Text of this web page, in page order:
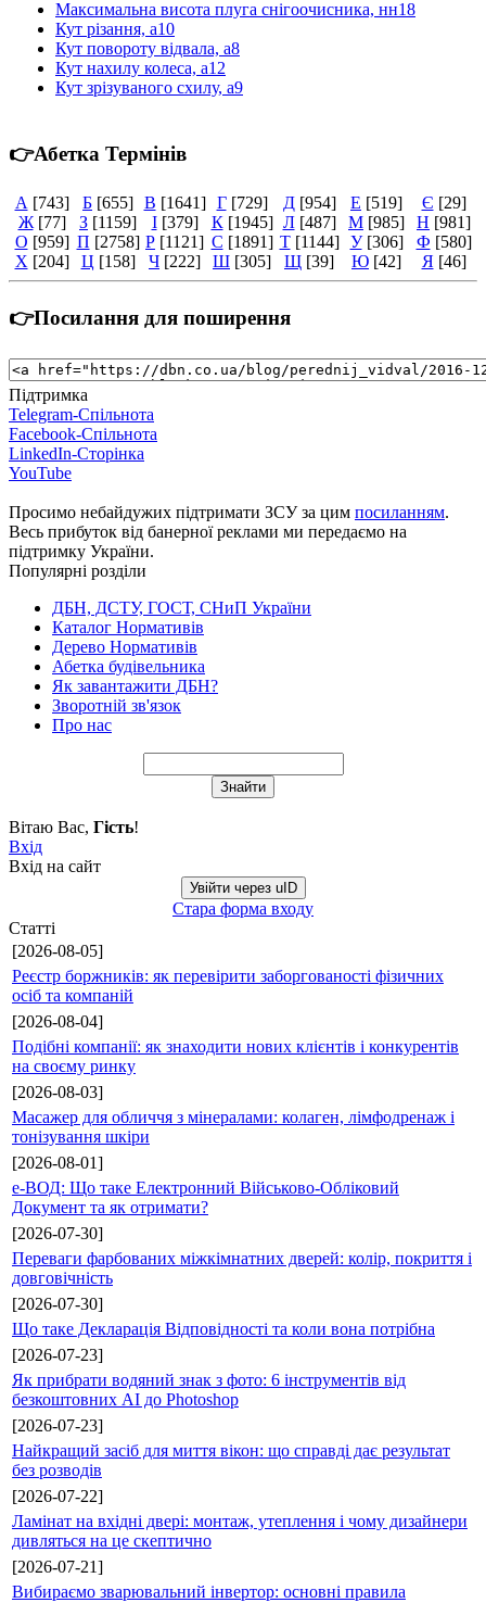
Максимальна висота плуга снігоочисника, нн18
Кут різання, а10
Кут повороту відвала, а8
Кут нахилу колеса, а12
Кут зрізуваного схилу, а9
👉Абетка Термінів
А [743] Б [655] В [1641] Г [729] Д [954] Е [519] Є [29]
Ж [77] З [1159] І [379] К [1945] Л [487] М [985] Н [981]
О [959] П [2758] Р [1121] С [1891] Т [1144] У [306] Ф [580]
Х [204] Ц [158] Ч [222] Ш [305] Щ [39] Ю [42] Я [46]
👉Посилання для поширення
Підтримка
Telegram-Спільнота
Facebook-Спільнота
LinkedIn-Сторінка
YouTube
Просимо небайдужих підтримати ЗСУ за цим посиланням.
Весь прибуток від банерної реклами ми передаємо на
підтримку України.
Популярні розділи
ДБН, ДСТУ, ГОСТ, СНиП України
Каталог Нормативів
Дерево Нормативів
Абетка будівельника
Як завантажити ДБН?
Зворотній зв'язок
Про нас
Вітаю Вас, Гість!
Вхід
Вхід на сайт
Увійти через uID
Стара форма входу
Статті
[2026-08-05]
Реєстр боржників: як перевірити заборгованості фізичних
осіб та компаній
[2026-08-04]
Подібні компанії: як знаходити нових клієнтів і конкурентів
на своєму ринку
[2026-08-03]
Масажер для обличчя з мінералами: колаген, лімфодренаж і
тонізування шкіри
[2026-08-01]
е-ВОД: Що таке Електронний Військово-Обліковий
Документ та як отримати?
[2026-07-30]
Переваги фарбованих міжкімнатних дверей: колір, покриття і
довговічність
[2026-07-30]
Що таке Декларація Відповідності та коли вона потрібна
[2026-07-23]
Як прибрати водяний знак з фото: 6 інструментів від
безкоштовних AI до Photoshop
[2026-07-23]
Найкращий засіб для миття вікон: що справді дає результат
без розводів
[2026-07-22]
Ламінат на вхідні двері: монтаж, утеплення і чому дизайнери
дивляться на це скептично
[2026-07-21]
Вибираємо зварювальний інвертор: основні правила